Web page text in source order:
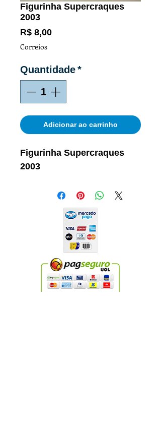
Figurinha Supercraques
2003
R$ 8,00Preço
Correios
Quantidade*
Adicionar ao carrinho
Figurinha Supercraques
2003